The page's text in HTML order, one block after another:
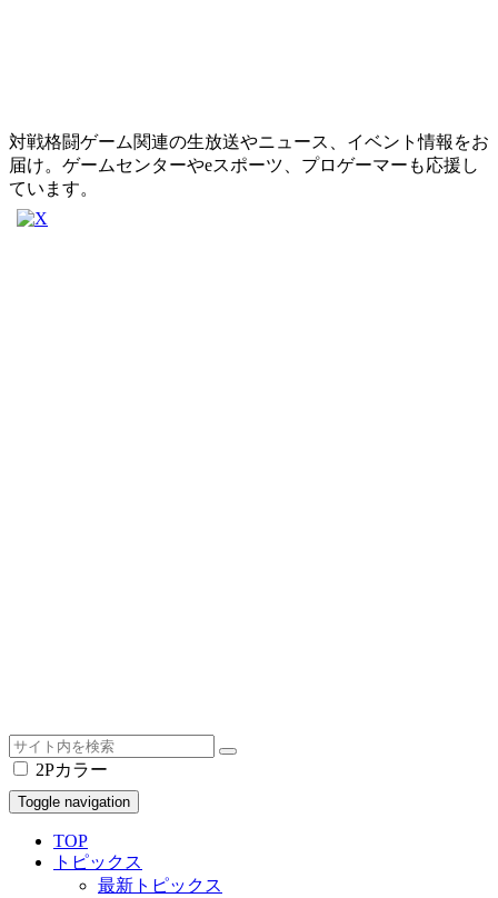
対戦格闘ゲーム関連の生放送やニュース、イベント情報をお
届け。ゲームセンターやeスポーツ、プロゲーマーも応援し
ています。
2Pカラー
Toggle navigation
TOP
トピックス
最新トピックス